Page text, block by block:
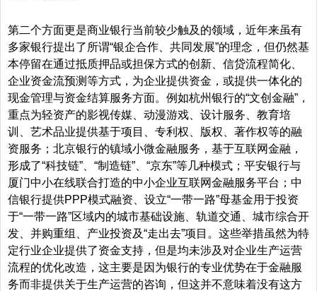
第二个方面更是商业银行当前较少触及的领域，近年来虽有
多家银行提出了所谓“银企合作、共同发展”的理念，但仍然基
本停留在通过抵质押品或担保方式的创新、信贷流程简化、
企业资金流预测等方式，为企业提供资金，或提供一体化的
现金管理与资金结算服务方面。例如杭州银行的“文创金融”，
重点为轻资产的影视传媒、动漫游戏、设计服务、教育培
训、艺术品业提供基于项目、专利权、版权、著作权等的融
资服务；北京银行的镇域小微金融服务，基于互联网金融，
形成了“科技链”、“制造链”、“京东”等几种模式；平安银行与
厦门中小在线联合打造的中小企业互联网金融服务平台；中
信银行提供PPP模式融资、设立“一带一路”母基金用于投资
于“一带一路”区域内的城市基础设施、轨道交通、城市综合开
发、并购重组、产业投资及“走出去”项目。这些举措虽然为特
定行业企业提供了资金支持，但是均未涉及对企业生产运营
流程的优化改造，这主要是因为银行的专业优势在于金融服
务而非提供关于生产运营的咨询，但这并不意味着没有这方